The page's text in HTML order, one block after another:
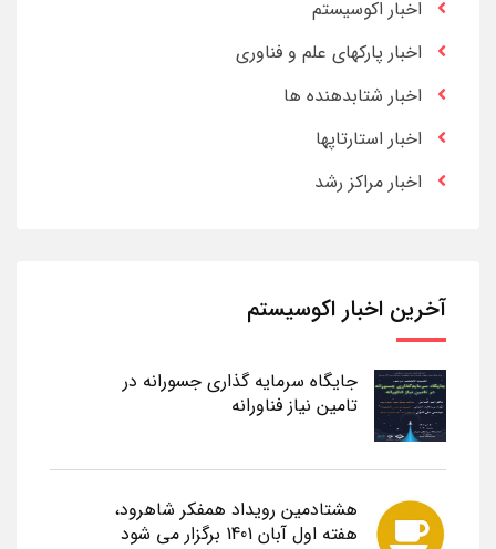
اخبار اکوسیستم
اخبار پارکهای علم و فناوری
اخبار شتابدهنده ها
اخبار استارتاپها
اخبار مراکز رشد
آخرین اخبار اکوسیستم
جایگاه سرمایه گذاری جسورانه در
تامین نیاز فناورانه
هشتادمین رویداد همفکر شاهرود،
هفته اول آبان 1401 برگزار می شود